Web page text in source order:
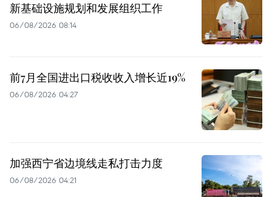
新基础设施规划和发展组织工作
06/08/2026 08:14
前7月全国进出口税收收入增长近19%
06/08/2026 04:27
加强西宁省边境线走私打击力度
06/08/2026 04:21